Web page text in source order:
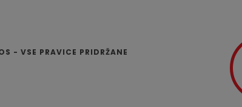
- VSE PRAVICE PRIDRŽANE